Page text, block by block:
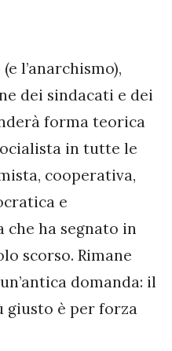
l’anarchismo),
dei sindacati e dei
forma teorica
in tutte le
cooperativa,
e
che ha segnato in
scorso. Rimane
domanda: il
giusto è per forza